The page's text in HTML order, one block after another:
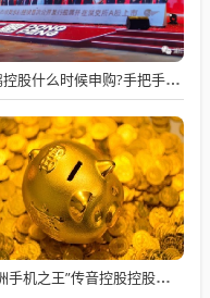
东鹏控股什么时候申购?手把手教你打新：从开户到卖出的全流程
“非洲手机之王”传音控股控股东再抛减持计划：控股股东拟套现超15亿，上半年净利腰斩折射增长隐忧